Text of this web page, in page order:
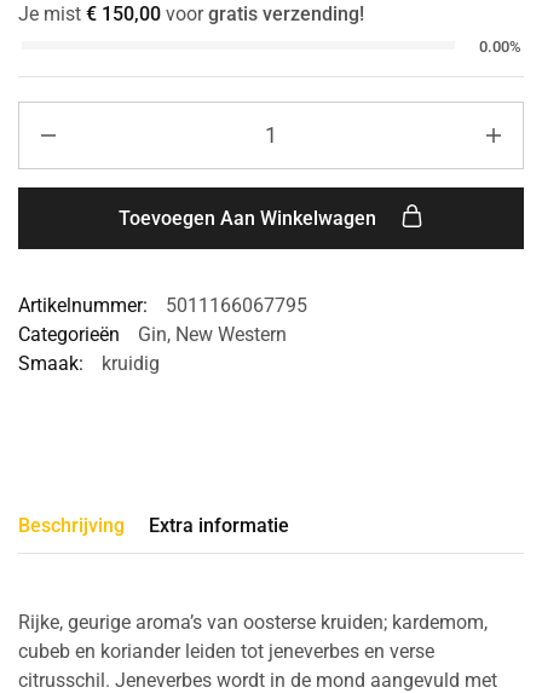
Je mist € 150,00 voorgratis verzending!
0.00%
Toevoegen Aan Winkelwagen
Artikelnummer:
5011166067795
Categorieën
Gin, New Western
Smaak:
kruidig
Beschrijving Extra informatie
Rijke, geurige aroma’s van oosterse kruiden; kardemom,
cubeb en koriander leiden tot jeneverbes en verse
citrusschil. Jeneverbes wordt in de mond aangevuld met